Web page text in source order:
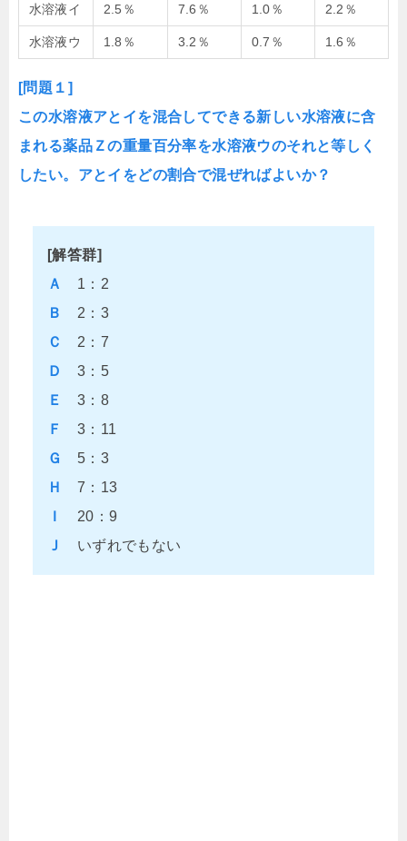
水溶液イ 2.5％ 7.6％ 1.0％ 2.2％
水溶液ウ 1.8％ 3.2％ 0.7％ 1.6％
[問題１]
この水溶液アとイを混合してできる新しい水溶液に含
まれる薬品Ｚの重量百分率を水溶液ウのそれと等しく
したい。アとイをどの割合で混ぜればよいか？
[解答群]
Ａ
1：2
Ｂ
2：3
Ｃ
2：7
Ｄ
3：5
Ｅ
3：8
Ｆ
3：11
Ｇ
5：3
Ｈ
7：13
Ｉ
20：9
Ｊ
いずれでもない